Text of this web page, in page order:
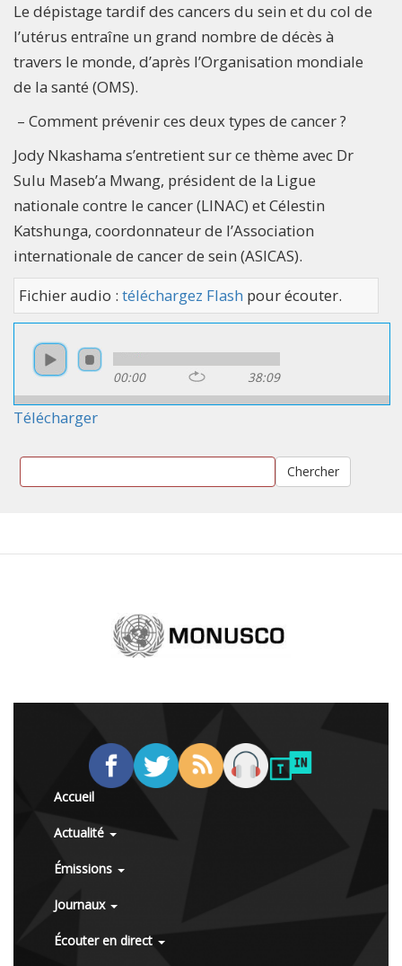
Le dépistage tardif des cancers du sein et du col de
l’utérus entraîne un grand nombre de décès à
travers le monde, d’après l’Organisation mondiale
de la santé (OMS).
– Comment prévenir ces deux types de cancer ?
Jody Nkashama s’entretient sur ce thème avec Dr
Sulu Maseb’a Mwang, président de la Ligue
nationale contre le cancer (LINAC) et Célestin
Katshunga, coordonnateur de l’Association
internationale de cancer de sein (ASICAS).
Fichier audio : téléchargez Flash pour écouter.
00:00 38:09
Télécharger
Chercher
Accueil
Actualité
Émissions
Journaux
Écouter en direct